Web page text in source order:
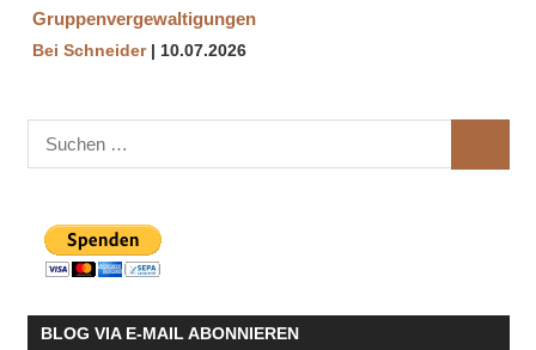
Gruppenvergewaltigungen
Bei Schneider 10.07.2026
Suchen
nach:
BLOG VIA E-MAIL ABONNIEREN